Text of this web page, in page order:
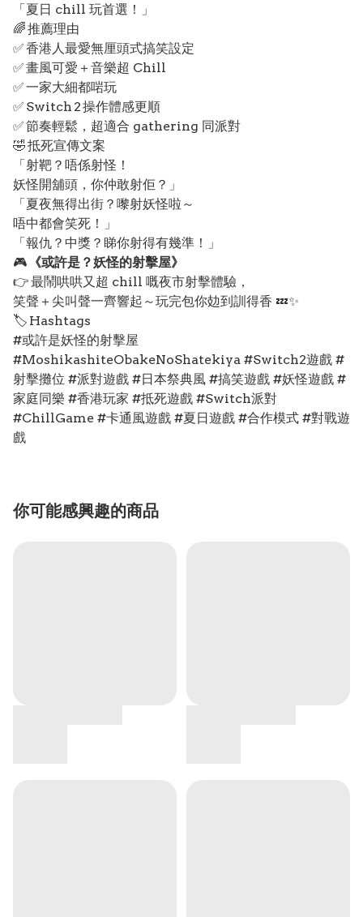
「夏日 chill 玩首選！」
🌈 推薦理由
✅ 香港人最愛無厘頭式搞笑設定
✅ 畫風可愛＋音樂超 Chill
✅ 一家大細都啱玩
✅ Switch 2 操作體感更順
✅ 節奏輕鬆，超適合 gathering 同派對
🤣 抵死宣傳文案
「射靶？唔係射怪！
妖怪開舖頭，你仲敢射佢？」
「夏夜無得出街？嚟射妖怪啦～
唔中都會笑死！」
「報仇？中獎？睇你射得有幾準！」
🎮 《或許是？妖怪的射擊屋》
👉 最鬧哄哄又超 chill 嘅夜市射擊體驗，
笑聲＋尖叫聲一齊響起～玩完包你攰到訓得香 💤✨
🏷️ Hashtags
#或許是妖怪的射擊屋
#MoshikashiteObakeNoShatekiya #Switch2遊戲 #
射擊攤位 #派對遊戲 #日本祭典風 #搞笑遊戲 #妖怪遊戲 #
家庭同樂 #香港玩家 #抵死遊戲 #Switch派對
#ChillGame #卡通風遊戲 #夏日遊戲 #合作模式 #對戰遊
戲
你可能感興趣的商品